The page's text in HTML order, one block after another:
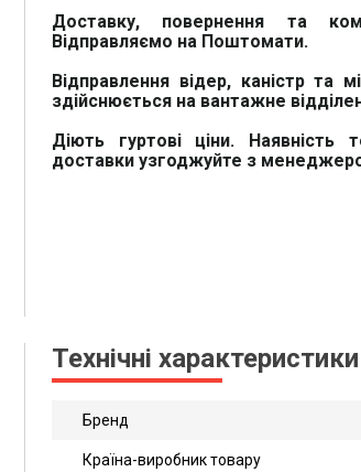
Доставку, повернення та
Відправляємо на Поштомати.
Відправлення відер, каністр та
здійснюється на вантажне
Діють гуртові ціни. Наявність
доставки узгоджуйте з
Технічні характеристики
Бренд
Країна-виробник товару